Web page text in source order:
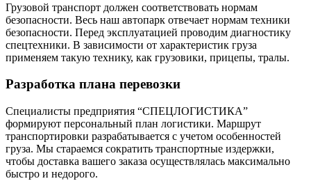
Грузовой транспорт должен соответствовать нормам
безопасности. Весь наш автопарк отвечает нормам техники
безопасности. Перед эксплуатацией проводим диагностику
спецтехники. В зависимости от характеристик груза
применяем такую технику, как грузовики, прицепы, тралы.
Разработка плана перевозки
Специалисты предприятия “СПЕЦЛОГИСТИКА”
формируют персональный план логистики. Маршрут
транспортировки разрабатывается с учетом особенностей
груза. Мы стараемся сократить транспортные издержки,
чтобы доставка вашего заказа осуществлялась максимально
быстро и недорого.